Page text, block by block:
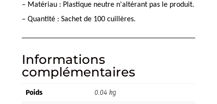
– Matériau : Plastique neutre n'altérant pas le produit.
– Quantité : Sachet de 100 cuillères.
Informations
complémentaires
Poids 0.04 kg